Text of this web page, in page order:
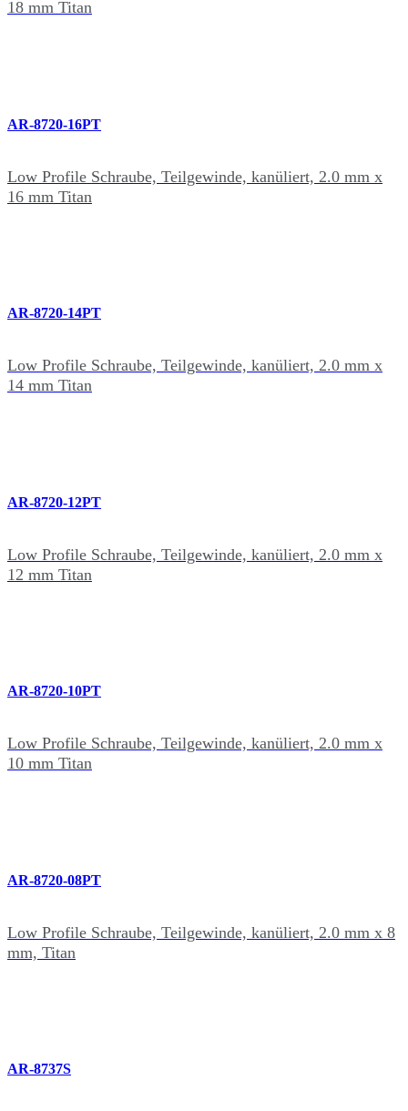
18 mm Titan
AR-8720-16PT
Low Profile Schraube, Teilgewinde, kanüliert, 2.0 mm x
16 mm Titan
AR-8720-14PT
Low Profile Schraube, Teilgewinde, kanüliert, 2.0 mm x
14 mm Titan
AR-8720-12PT
Low Profile Schraube, Teilgewinde, kanüliert, 2.0 mm x
12 mm Titan
AR-8720-10PT
Low Profile Schraube, Teilgewinde, kanüliert, 2.0 mm x
10 mm Titan
AR-8720-08PT
Low Profile Schraube, Teilgewinde, kanüliert, 2.0 mm x 8
mm, Titan
AR-8737S